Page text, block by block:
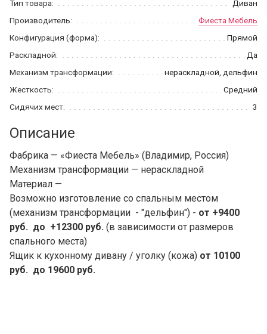
Тип товара:
Диван
Производитель:
Фиеста Мебель
Конфигурация (форма):
Прямой
Раскладной:
Да
Механизм трансформации:
нераскладной, дельфин
Жесткость:
Средний
Сидячих мест:
3
Описание
Фабрика — «Фиеста Мебель» (Владимир, Россия)
Механизм трансформации — нераскладной
Материал —
Возможно изготовление со спальным местом
(механизм трансформации - "дельфин") - от +9400
руб. до +12300 руб. (в зависимости от размеров
спального места)
Ящик к кухонному дивану / уголку (кожа) от 10100
руб. до 19600 руб.